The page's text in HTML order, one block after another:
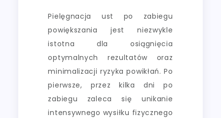
Pielęgnacja ust po zabiegu
powiększania jest niezwykle
istotna dla osiągnięcia
optymalnych rezultatów oraz
minimalizacji ryzyka powikłań. Po
pierwsze, przez kilka dni po
zabiegu zaleca się unikanie
intensywnego wysiłku fizycznego